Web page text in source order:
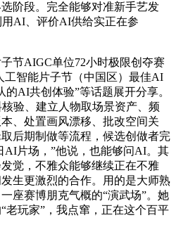
阶段。完全能够对准新手艺发
AI、评价AI供给实正在参
AIGC单位72小时极限创夺赛
工智能片子节（中国区）最佳AI
AI共创体验”等话题展开分享。
验、建立人物取场景资产、频
、处置画风漂移、批改空间关
后期制做等流程，候选创做者完
AI片场，”他说，也能够问AI。其
觉，不雅众能够继续正在不雅
生更激烈的合作。用的是大师熟
座赛博朋克气概的“演武场”。她
老玩家”，我点窜，正在这个百平